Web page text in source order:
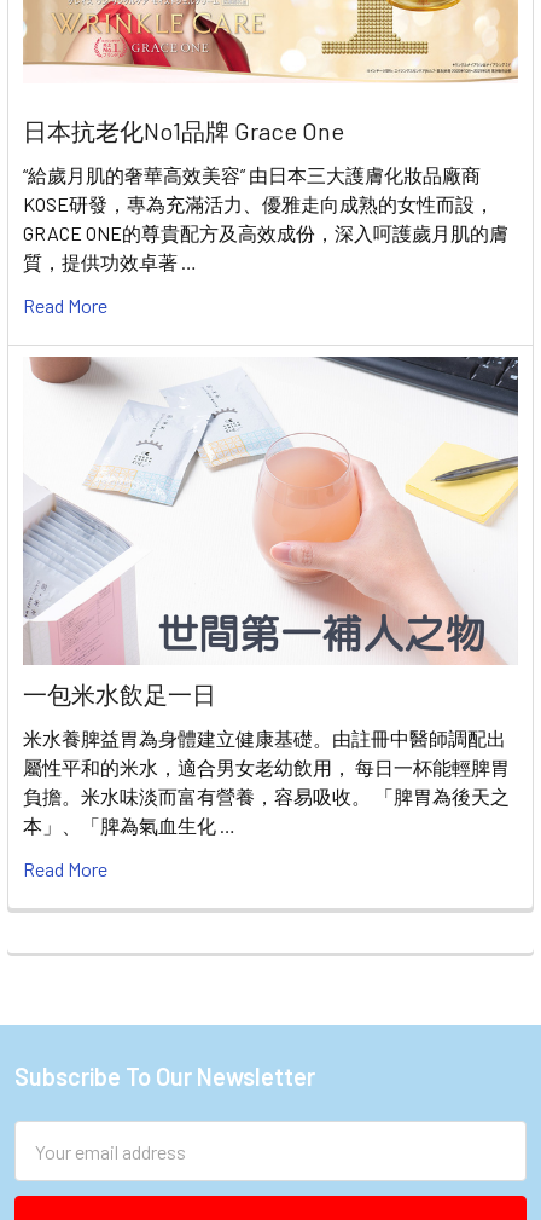
日本抗老化No1品牌 Grace One
“給歲月肌的奢華高效美容” 由日本三大護膚化妝品廠商
KOSE研發，專為充滿活力、優雅走向成熟的女性而設，
GRACE ONE的尊貴配方及高效成份，深入呵護歲月肌的膚
質，提供功效卓著 …
Read More
一包米水飲足一日
米水養脾益胃為身體建立健康基礎。由註冊中醫師調配出
屬性平和的米水，適合男女老幼飲用， 每日一杯能輕脾胃
負擔。米水味淡而富有營養，容易吸收。 「脾胃為後天之
本」、「脾為氣血生化 …
Read More
Footer
Subscribe To Our Newsletter
Address